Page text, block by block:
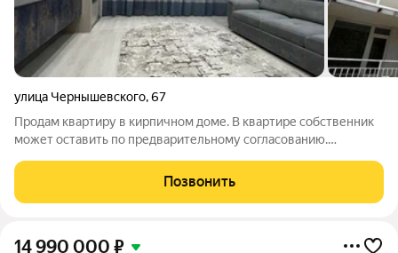
улица Чернышевского,67
Продам квартиру в кирпичном доме. В квартире собственник
может оставить по предварительному согласованию.
расчётов. Данную квартиру можно купить под материнский
капитал, под сертификаты под любой
Позвонить
14 990 000 ₽